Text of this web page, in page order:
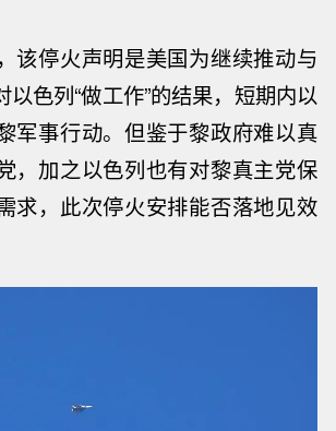
该停火声明是美国为继续推动与
以色列“做工作”的结果，短期内以
军事行动。但鉴于黎政府难以真
，加之以色列也有对黎真主党保
求，此次停火安排能否落地见效